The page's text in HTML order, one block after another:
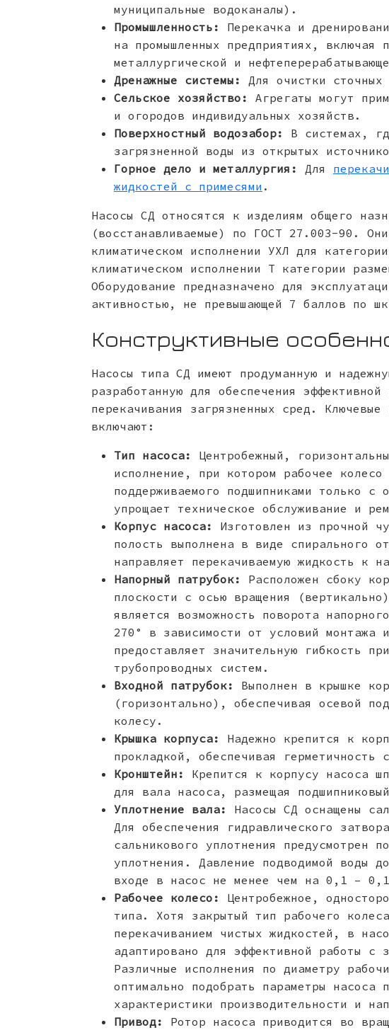
муниципальные водоканалы).
Промышленность:
Перекачка и
на промышленных предприятиях, включая
металлургической и
Дренажные системы:
Для очистки сточных
Сельское хозяйство:
Агрегаты могут
и огородов индивидуальных хозяйств.
Поверхностный водозабор:
В системах,
загрязненной воды из открытых
Горное дело и металлургия:
Для
жидкостей с примесями .
Насосы СД относятся к изделиям общего
(восстанавливаемые) по ГОСТ 27.003-90.
климатическом исполнении УХЛ для
климатическом исполнении Т категории
Оборудование предназначено для
активностью, не превышающей 7 баллов по
Конструктивные
Насосы типа СД имеют продуманную и
разработанную для обеспечения
перекачивания загрязненных сред. Ключевые
включают:
Тип насоса:
Центробежный,
исполнение, при котором рабочее
поддерживаемого подшипниками только с
упрощает техническое обслуживание и
Корпус насоса:
Изготовлен из прочной
полость выполнена в виде спирального
направляет перекачиваемую жидкость к
Напорный патрубок:
Расположен сбоку
плоскости с осью вращения
является возможность поворота
270° в зависимости от условий монтажа
предоставляет значительную гибкость
трубопроводных систем.
Входной патрубок:
Выполнен в крышке
(горизонтально), обеспечивая осевой
колесу.
Крышка корпуса:
Надежно крепится к
прокладкой, обеспечивая герметичность
Кронштейн:
Крепится к корпусу насоса
для вала насоса, размещая
Уплотнение вала:
Насосы СД оснащены
Для обеспечения гидравлического
сальникового уплотнения предусмотрен
уплотнения. Давление подводимой воды
входе в насос не менее чем на 0,1 –
Рабочее колесо:
Центробежное,
типа. Хотя закрытый тип рабочего
перекачиванием чистых жидкостей, в
адаптировано для эффективной работы с
Различные исполнения по диаметру
оптимально подобрать параметры насоса
характеристики производительности и
Привод:
Ротор насоса приводится во